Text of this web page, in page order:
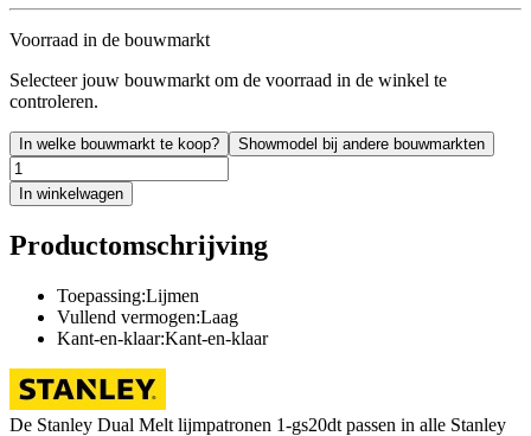
Voorraad in de bouwmarkt
Selecteer jouw bouwmarkt om de voorraad in de winkel te
controleren.
In welke bouwmarkt te koop? Showmodel bij andere bouwmarkten
In winkelwagen
Productomschrijving
Toepassing:Lijmen
Vullend vermogen:Laag
Kant-en-klaar:Kant-en-klaar
De Stanley Dual Melt lijmpatronen 1-gs20dt passen in alle Stanley